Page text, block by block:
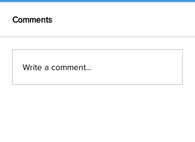
Comments
Write a comment...